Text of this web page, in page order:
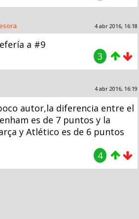
4 abr 2016, 16:18
a #9
3
4 abr 2016, 16:19
autor,la diferencia entre el
es de 7 puntos y la
y Atlético es de 6 puntos
4